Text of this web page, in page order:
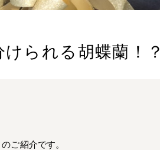
られる胡蝶蘭！？
ご紹介です。